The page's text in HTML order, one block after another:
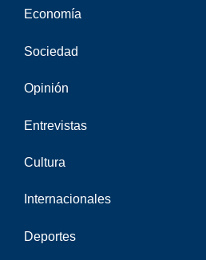
Economía
Sociedad
Opinión
Entrevistas
Cultura
Internacionales
Deportes